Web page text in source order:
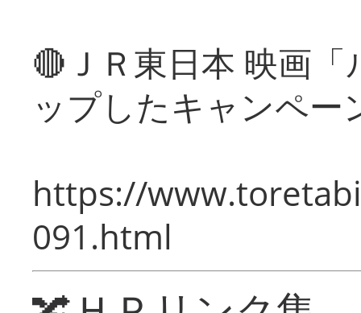
🔴ＪＲ東日本 映画
ップしたキャンペー
https://
091.html